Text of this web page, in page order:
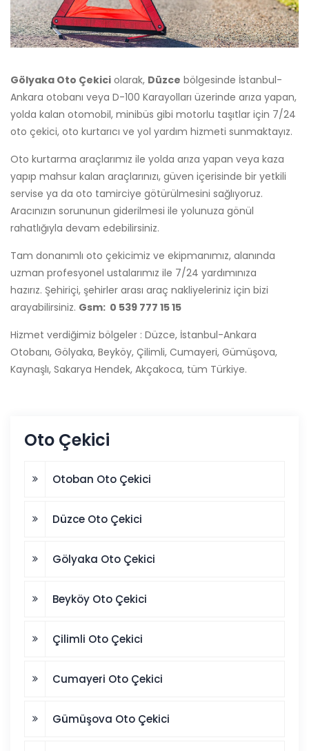
Gölyaka Oto Çekici olarak, Düzce bölgesinde İstanbul-
Ankara otobanı veya D-100 Karayolları üzerinde arıza yapan,
yolda kalan otomobil, minibüs gibi motorlu taşıtlar için 7/24
oto çekici, oto kurtarıcı ve yol yardım hizmeti sunmaktayız.
Oto kurtarma araçlarımız ile yolda arıza yapan veya kaza
yapıp mahsur kalan araçlarınızı, güven içerisinde bir yetkili
servise ya da oto tamirciye götürülmesini sağlıyoruz.
Aracınızın sorununun giderilmesi ile yolunuza gönül
rahatlığıyla devam edebilirsiniz.
Tam donanımlı oto çekicimiz ve ekipmanımız, alanında
uzman profesyonel ustalarımız ile 7/24 yardımınıza
hazırız. Şehiriçi, şehirler arası araç nakliyeleriniz için bizi
arayabilirsiniz. Gsm: 0 539 777 15 15
Hizmet verdiğimiz bölgeler : Düzce, İstanbul-Ankara
Otobanı, Gölyaka, Beyköy, Çilimli, Cumayeri, Gümüşova,
Kaynaşlı, Sakarya Hendek, Akçakoca, tüm Türkiye.
Oto Çekici
Otoban Oto Çekici
Düzce Oto Çekici
Gölyaka Oto Çekici
Beyköy Oto Çekici
Çilimli Oto Çekici
Cumayeri Oto Çekici
Gümüşova Oto Çekici